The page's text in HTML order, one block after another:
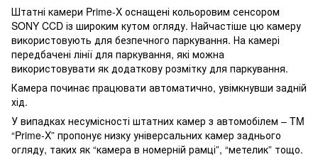
Штатні камери Prime-X оснащені кольоровим сенсором
SONY CCD із широким кутом огляду. Найчастіше цю камеру
використовують для безпечного паркування. На камері
передбачені лінії для паркування, які можна
використовувати як додаткову розмітку для паркування.
Камера починає працювати автоматично, увімкнувши задній
хід.
У випадках несумісності штатних камер з автомобілем – TM
“Prime-X” пропонує низку універсальних камер заднього
огляду, таких як “камера в номерній рамці”, “метелик” тощо.